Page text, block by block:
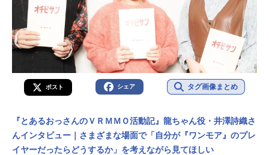
ポスト シェア タグ画像まとめ
『とあるおっさんのＶＲＭＭＯ活動記』龍ちゃん役・井澤詩織さ
んインタビュー｜さまざまな場面で「自分が『ワンモア』のプレ
イヤーだったらどうするか」を考えながら見てほしい